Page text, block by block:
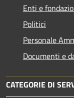
Enti e
Politici
Personale
Documenti e
CATEGORIE DI